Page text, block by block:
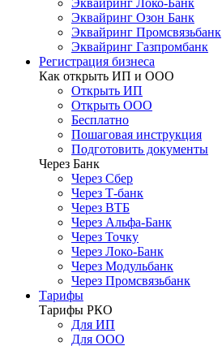
Эквайринг Локо-Банк
Эквайринг Озон Банк
Эквайринг Промсвязьбанк
Эквайринг Газпромбанк
Регистрация бизнеса
Как открыть ИП и ООО
Открыть ИП
Открыть ООО
Бесплатно
Пошаговая инструкция
Подготовить документы
Через Банк
Через Сбер
Через Т-банк
Через ВТБ
Через Альфа-Банк
Через Точку
Через Локо-Банк
Через Модульбанк
Через Промсвязьбанк
Тарифы
Тарифы РКО
Для ИП
Для ООО